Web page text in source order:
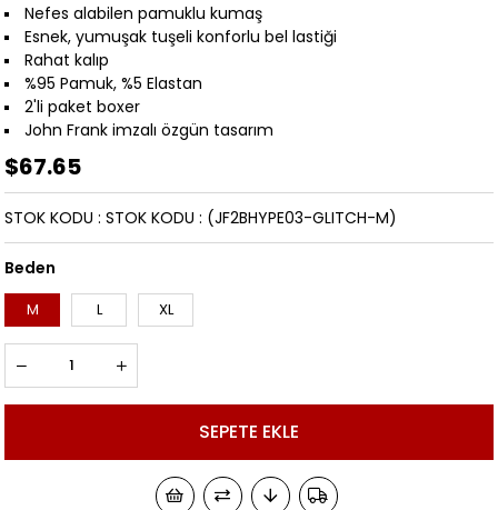
Nefes alabilen pamuklu kumaş
Esnek, yumuşak tuşeli konforlu bel lastiği
Rahat kalıp
%95 Pamuk, %5 Elastan
2'li paket boxer
John Frank imzalı özgün tasarım
$67.65
(JF2BHYPE03-GLITCH-M)
STOK KODU STOK KODU
Beden
M L XL